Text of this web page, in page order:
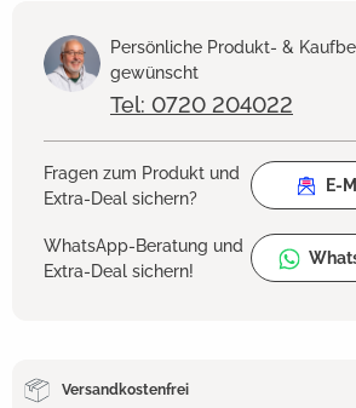
Persönliche Produkt- &
gewünscht
Tel: 0720 204022
Fragen zum Produkt und
Extra-Deal sichern?
E-
WhatsApp-Beratung und
Extra-Deal sichern!
Versandkostenfrei